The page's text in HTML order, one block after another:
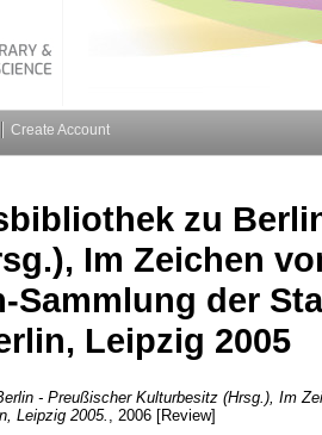
Create Account
zu
Im Zeichen
Sammlung der
Leipzig 2005
- Preußischer Kulturbesitz (Hrsg.), Im
Leipzig 2005.
, 2006 [Review]